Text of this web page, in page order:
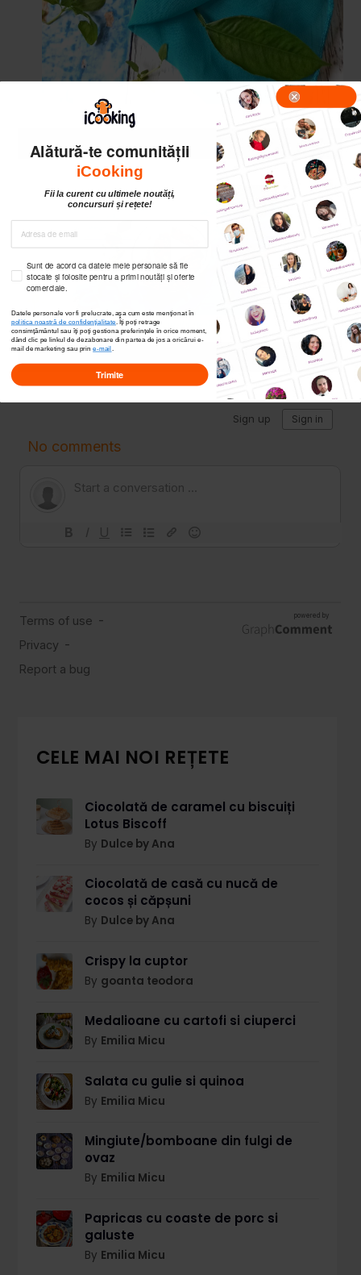
CELE MAI NOI REȚETE
Ciocolată de caramel cu biscuiți
Lotus Biscoff
By Dulce by Ana
Ciocolată de casă cu nucă de
cocos și căpșuni
By Dulce by Ana
Crispy la cuptor
By goanta teodora
Medalioane cu cartofi si ciuperci
By Emilia Micu
Salata cu gulie si quinoa
By Emilia Micu
Mingiute/bomboane din fulgi de
ovaz
By Emilia Micu
Papricas cu coaste de porc si
galuste
By Emilia Micu
Alătură-te comunității
iCooking
Fii la curent cu ultimele noutăți,
concursuri și rețete!
Sunt de acord ca datele mele personale să fie
stocate și folosite pentru a primi noutăți și oferte
comerciale.
Datele personale vor fi prelucrate, așa cum este menționat în
politica noastră de confidențialitate . Îți poți retrage
consimțământul sau îți poți gestiona preferințele în orice moment,
dând clic pe linkul de dezabonare din partea de jos a oricărui e-
mail de marketing sau prine-mail.
Trimite